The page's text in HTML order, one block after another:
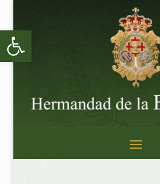
Abrir barra de herramientas